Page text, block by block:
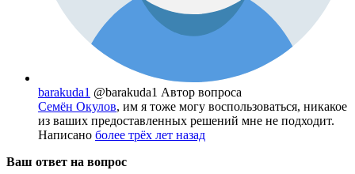
barakuda1 @barakuda1 Автор вопроса
Семён Окулов, им я тоже могу воспользоваться, никакое
из ваших предоставленных решений мне не подходит.
Написано более трёх лет назад
Ваш ответ на вопрос